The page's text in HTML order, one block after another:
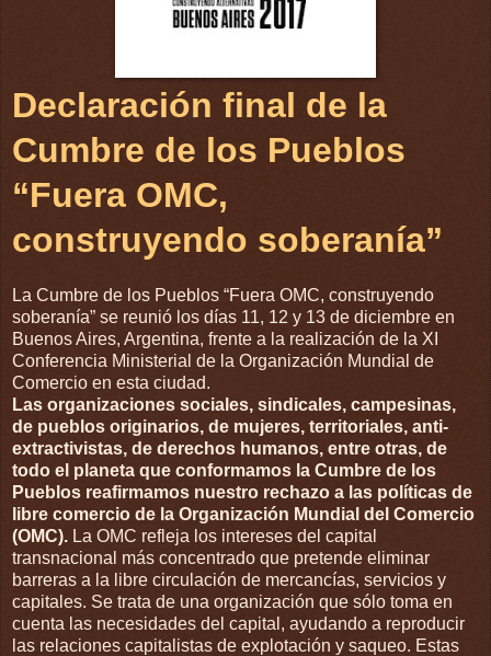
Declaración final de la
Cumbre de los Pueblos
“Fuera OMC,
construyendo soberanía”
La Cumbre de los Pueblos “Fuera OMC, construyendo
soberanía” se reunió los días 11, 12 y 13 de diciembre en
Buenos Aires, Argentina, frente a la realización de la XI
Conferencia Ministerial de la Organización Mundial de
Comercio en esta ciudad.
Las organizaciones sociales, sindicales, campesinas,
de pueblos originarios, de mujeres, territoriales, anti-
extractivistas, de derechos humanos, entre otras, de
todo el planeta que conformamos la Cumbre de los
Pueblos reafirmamos nuestro rechazo a las políticas de
libre comercio de la Organización Mundial del Comercio
(OMC). La OMC refleja los intereses del capital
transnacional más concentrado que pretende eliminar
barreras a la libre circulación de mercancías, servicios y
capitales. Se trata de una organización que sólo toma en
cuenta las necesidades del capital, ayudando a reproducir
las relaciones capitalistas de explotación y saqueo. Estas